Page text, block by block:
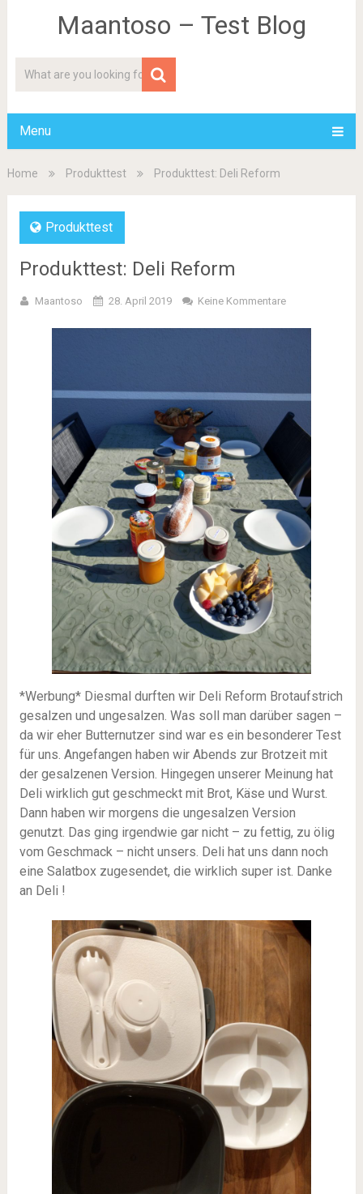
Maantoso – Test Blog
Menu
Home Produkttest Produkttest: Deli Reform
Produkttest
Produkttest: Deli Reform
Maantoso 28. April 2019 Keine Kommentare
*Werbung* Diesmal durften wir Deli Reform Brotaufstrich
gesalzen und ungesalzen. Was soll man darüber sagen –
da wir eher Butternutzer sind war es ein besonderer Test
für uns. Angefangen haben wir Abends zur Brotzeit mit
der gesalzenen Version. Hingegen unserer Meinung hat
Deli wirklich gut geschmeckt mit Brot, Käse und Wurst.
Dann haben wir morgens die ungesalzen Version
genutzt. Das ging irgendwie gar nicht – zu fettig, zu ölig
vom Geschmack – nicht unsers. Deli hat uns dann noch
eine Salatbox zugesendet, die wirklich super ist. Danke
an Deli !